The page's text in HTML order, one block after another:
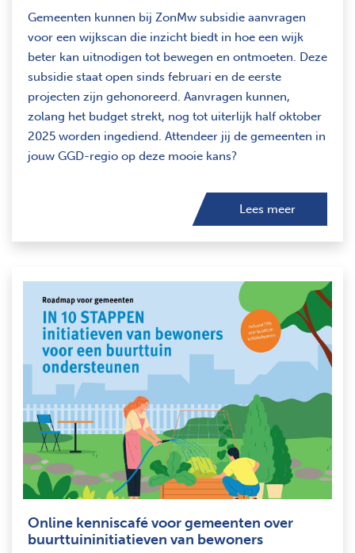
Gemeenten kunnen bij ZonMw subsidie aanvragen
voor een wijkscan die inzicht biedt in hoe een wijk
beter kan uitnodigen tot bewegen en ontmoeten. Deze
subsidie staat open sinds februari en de eerste
projecten zijn gehonoreerd. Aanvragen kunnen,
zolang het budget strekt, nog tot uiterlijk half oktober
2025 worden ingediend. Attendeer jij de gemeenten in
jouw GGD-regio op deze mooie kans?
Lees meer
Online kenniscafé voor gemeenten over
buurttuininitiatieven van bewoners